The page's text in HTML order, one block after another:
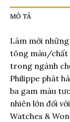
MÔ TẢ
Làm mới
tông màu/chất
trong ngành
Philippe phát
ba gam màu
nhiên lớn đối
Watches &